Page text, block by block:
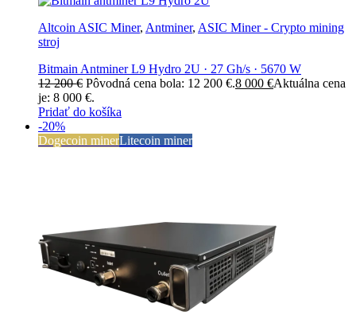
Altcoin ASIC Miner, Antminer, ASIC Miner - Crypto mining
stroj
Bitmain Antminer L9 Hydro 2U · 27 Gh/s · 5670 W
12 200€ Pôvodná cena bola: 12 200 €.8 000 €Aktuálna cena
je: 8 000 €.
Pridať do košíka
-20%
Dogecoin minerLitecoin miner